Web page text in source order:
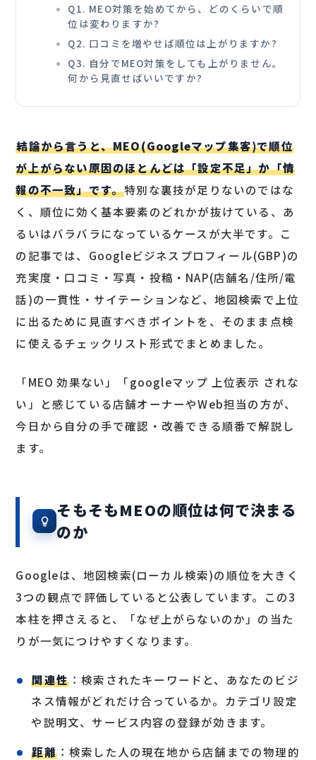
Q1. MEO対策を始めてから、どのくらいで順
位は変わりますか?
Q2. 口コミを増やせば順位は上がりますか?
Q3. 自分でMEO対策をしても上がりません。
何から見直せばいいですか?
結論から言うと、MEO(Googleマップ集客)で順位
が上がらない原因のほとんどは「設定不足」か「情
報の不一致」です。特別な裏技が足りないのではな
く、順位に効く基本要素のどれかが抜けている、あ
るいはバラバラになっているケースが大半です。こ
の記事では、Googleビジネスプロフィール(GBP)の
充実度・口コミ・写真・投稿・NAP(店舗名/住所/電
話)の一貫性・サイテーションなど、地図検索で上位
に出るために見直すべきポイントを、そのまま点検
に使えるチェックリスト形式でまとめました。
「MEO 効果ない」「googleマップ 上位表示 されな
い」と感じている店舗オーナーやWeb担当の方が、
今日から自分の手で確認・改善できる順番で解説し
ます。
そもそもMEOの順位は何で決まる
のか
Googleは、地図検索(ローカル検索)の順位を大きく
3つの観点で評価していると公表しています。この3
本柱を押さえると、「なぜ上がらないのか」の当た
りが一気につけやすくなります。
関連性 ：検索されたキーワードと、あなたのビジ
ネス情報がどれだけ合っているか。カテゴリ設定
や説明文、サービス内容の登録が効きます。
距離：検索した人の現在地から店舗までの物理的